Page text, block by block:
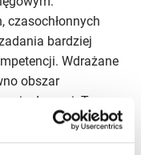
czasochłonnych
bardziej
Wdrażane
obszar
danymi. Tym
zmian